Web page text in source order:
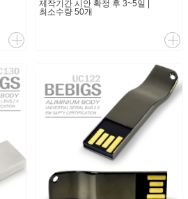
제작기간 시안 확정 후 3~5일 |
최소수량 50개